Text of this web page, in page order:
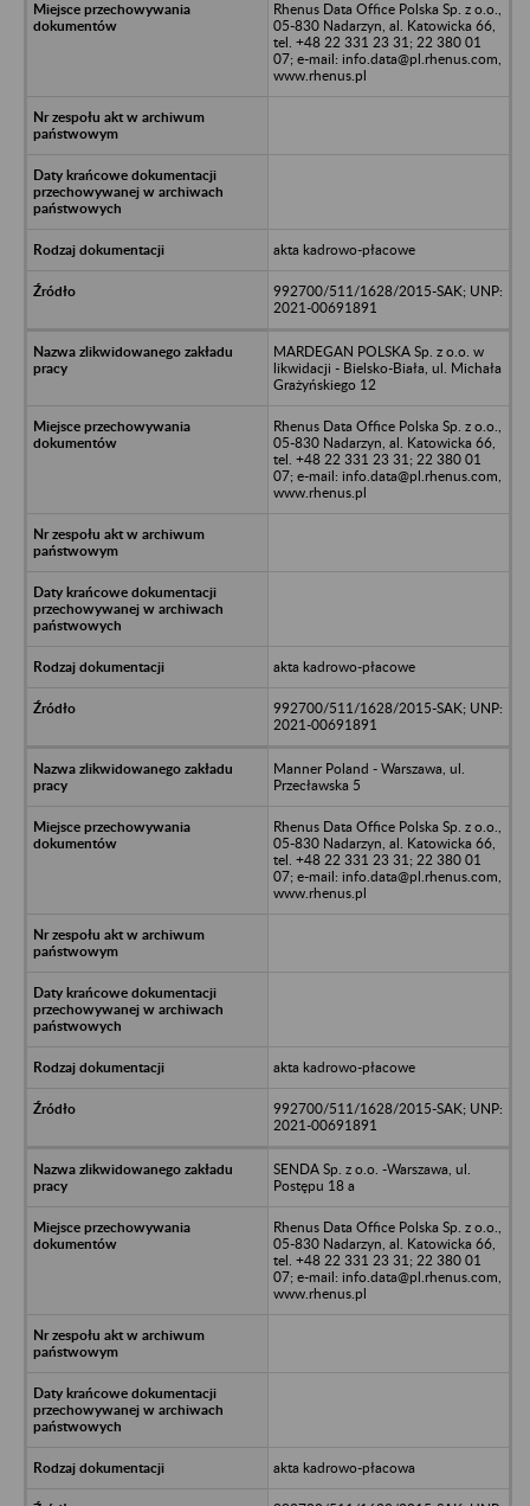
Rhenus Data Office Polska Sp. z o.o.,
05-830 Nadarzyn, al. Katowicka 66,
tel. +48 22 331 23 31; 22 380 01
07; e-mail: info.data@pl.rhenus.com,
www.rhenus.pl
akta kadrowo-płacowe
992700/511/1628/2015-SAK; UNP:
2021-00691891
MARDEGAN POLSKA Sp. z o.o. w
likwidacji - Bielsko-Biała, ul. Michała
Grażyńskiego 12
Rhenus Data Office Polska Sp. z o.o.,
05-830 Nadarzyn, al. Katowicka 66,
tel. +48 22 331 23 31; 22 380 01
07; e-mail: info.data@pl.rhenus.com,
www.rhenus.pl
akta kadrowo-płacowe
992700/511/1628/2015-SAK; UNP:
2021-00691891
Manner Poland - Warszawa, ul.
Przecławska 5
Rhenus Data Office Polska Sp. z o.o.,
05-830 Nadarzyn, al. Katowicka 66,
tel. +48 22 331 23 31; 22 380 01
07; e-mail: info.data@pl.rhenus.com,
www.rhenus.pl
akta kadrowo-płacowe
992700/511/1628/2015-SAK; UNP:
2021-00691891
SENDA Sp. z o.o. -Warszawa, ul.
Postępu 18 a
Rhenus Data Office Polska Sp. z o.o.,
05-830 Nadarzyn, al. Katowicka 66,
tel. +48 22 331 23 31; 22 380 01
07; e-mail: info.data@pl.rhenus.com,
www.rhenus.pl
akta kadrowo-płacowa